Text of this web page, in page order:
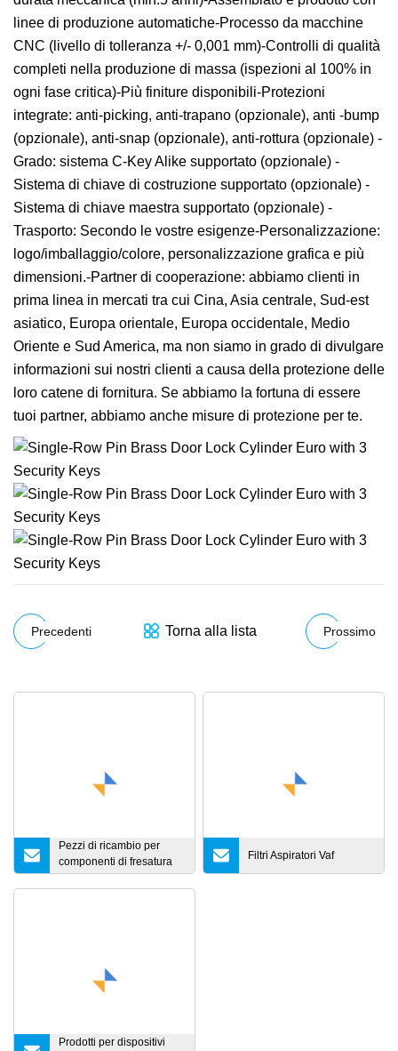
linee di produzione automatiche-Processo da macchine
CNC (livello di tolleranza +/- 0,001 mm)-Controlli di qualità
completi nella produzione di massa (ispezioni al 100% in
ogni fase critica)-Più finiture disponibili-Protezioni
integrate: anti-picking, anti-trapano (opzionale), anti -bump
(opzionale), anti-snap (opzionale), anti-rottura (opzionale) -
Grado: sistema C-Key Alike supportato (opzionale) -
Sistema di chiave di costruzione supportato (opzionale) -
Sistema di chiave maestra supportato (opzionale) -
Trasporto: Secondo le vostre esigenze-Personalizzazione:
logo/imballaggio/colore, personalizzazione grafica e più
dimensioni.-Partner di cooperazione: abbiamo clienti in
prima linea in mercati tra cui Cina, Asia centrale, Sud-est
asiatico, Europa orientale, Europa occidentale, Medio
Oriente e Sud America, ma non siamo in grado di divulgare
informazioni sui nostri clienti a causa della protezione delle
loro catene di fornitura. Se abbiamo la fortuna di essere
tuoi partner, abbiamo anche misure di protezione per te.
Precedenti Torna alla lista Prossimo
Pezzi di ricambio per
componenti di fresatura
CNC per fresatrice CNC
Filtri Aspiratori Vaf
Prodotti per dispositivi